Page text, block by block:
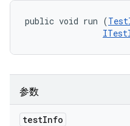
public void run (
参数
testInfo